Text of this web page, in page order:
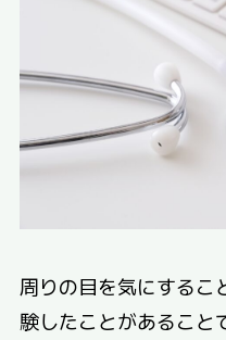
周りの目を気にするこ
験したことがあること